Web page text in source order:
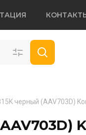
черный (AAV703D)